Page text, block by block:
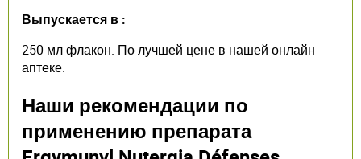
Выпускается в :
250 мл флакон. По лучшей цене в нашей онлайн-
аптеке.
Наши рекомендации по
применению препарата